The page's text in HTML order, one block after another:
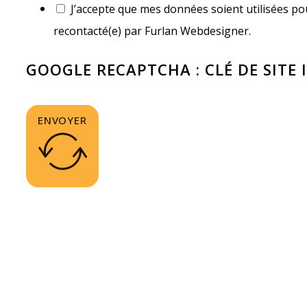
J’accepte que mes données soient utilisées
recontacté(e) par Furlan Webdesigner.
GOOGLE RECAPTCHA : CLÉ DE SITE
ENVOYER